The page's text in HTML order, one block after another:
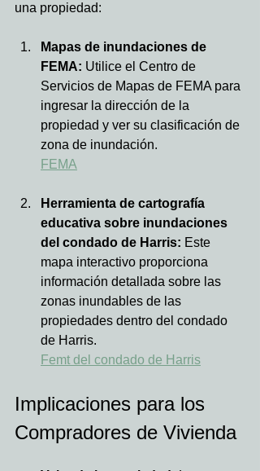
una propiedad:
Mapas de inundaciones de
FEMA: Utilice el Centro de
Servicios de Mapas de FEMA para
ingresar la dirección de la
propiedad y ver su clasificación de
zona de inundación.
FEMA
Herramienta de cartografía
educativa sobre inundaciones
del condado de Harris: Este
mapa interactivo proporciona
información detallada sobre las
zonas inundables de las
propiedades dentro del condado
de Harris.
Femt del condado de Harris
Implicaciones para los
Compradores de Vivienda